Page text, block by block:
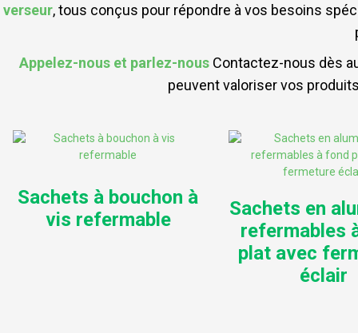
verseur, tous conçus pour répondre à vos besoins
Appelez-nous et parlez-nousContactez-nous dès
peuvent valoriser vos
Sachets à bouchon à
vis refermable
Sachets en
refermables
plat avec
éclair